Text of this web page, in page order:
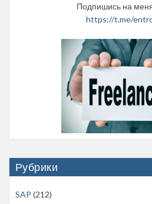
Подпишись на
https://t.me/
Рубрики
SAP (212)